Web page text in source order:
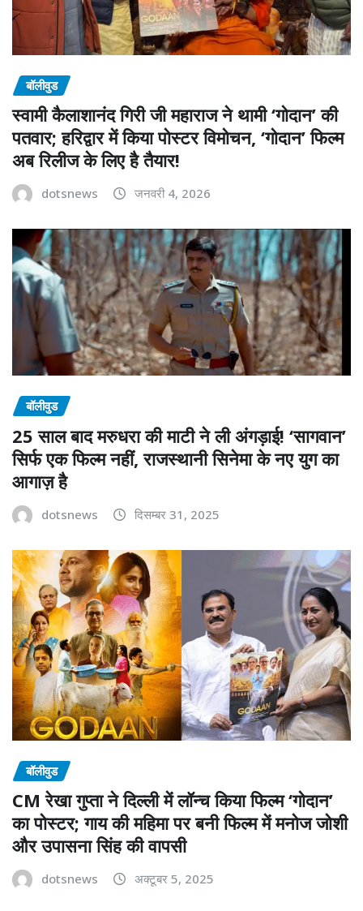
बॉलीवुड
स्वामी कैलाशानंद गिरी जी महाराज ने थामी ‘गोदान’ की
पतवार; हरिद्वार में किया पोस्टर विमोचन, ‘गोदान’ फिल्म
अब रिलीज के लिए है तैयार!
dotsnews जनवरी 4, 2026
बॉलीवुड
25 साल बाद मरुधरा की माटी ने ली अंगड़ाई! ‘सागवान’
सिर्फ एक फिल्म नहीं, राजस्थानी सिनेमा के नए युग का
आगाज़ है
dotsnews दिसम्बर 31, 2025
बॉलीवुड
CM रेखा गुप्ता ने दिल्ली में लॉन्च किया फिल्म ‘गोदान’
का पोस्टर; गाय की महिमा पर बनी फिल्म में मनोज जोशी
और उपासना सिंह की वापसी
dotsnews अक्टूबर 5, 2025